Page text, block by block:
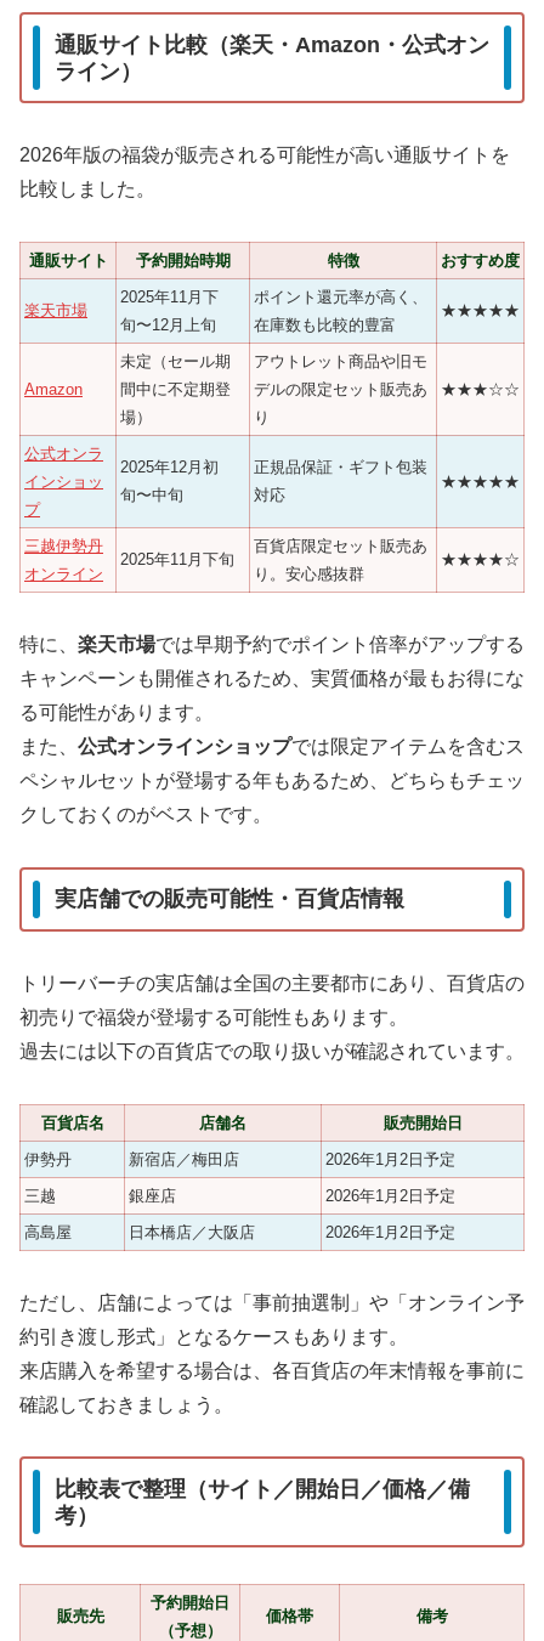
通販サイト比較（楽天・Amazon・公式オン
ライン）
2026年版の福袋が販売される可能性が高い通販サイトを
比較しました。
通販サイト 予約開始時期 特徴 おすすめ度
楽天市場
2025年11月下
旬〜12月上旬
ポイント還元率が高く、
在庫数も比較的豊富
★★★★★
Amazon
未定（セール期
間中に不定期登
場）
アウトレット商品や旧モ
デルの限定セット販売あ
り
★★★☆☆
公式オンラ
インショッ
プ
2025年12月初
旬〜中旬
正規品保証・ギフト包装
対応
★★★★★
三越伊勢丹
オンライン
2025年11月下旬
百貨店限定セット販売あ
り。安心感抜群
★★★★☆
特に、 楽天市場では早期予約でポイント倍率がアップする
キャンペーンも開催されるため、実質価格が最もお得にな
る可能性があります。
また、 公式オンラインショップでは限定アイテムを含むス
ペシャルセットが登場する年もあるため、どちらもチェッ
クしておくのがベストです。
実店舗での販売可能性・百貨店情報
トリーバーチの実店舗は全国の主要都市にあり、百貨店の
初売りで福袋が登場する可能性もあります。
過去には以下の百貨店での取り扱いが確認されています。
百貨店名 店舗名
販売開始日
伊勢丹
新宿店／梅田店
2026年1月2日予定
三越
銀座店
2026年1月2日予定
高島屋
日本橋店／大阪店 2026年1月2日予定
ただし、店舗によっては「事前抽選制」や「オンライン予
約引き渡し形式」となるケースもあります。
来店購入を希望する場合は、各百貨店の年末情報を事前に
確認しておきましょう。
比較表で整理（サイト／開始日／価格／備
考）
販売先
予約開始日
（予想）
価格帯 備考